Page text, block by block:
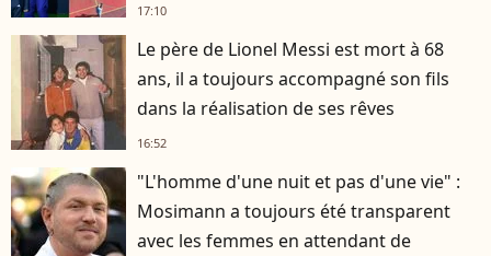
17:10
Le père de Lionel Messi est mort à 68
ans, il a toujours accompagné son fils
dans la réalisation de ses rêves
16:52
"L'homme d'une nuit et pas d'une vie" :
Mosimann a toujours été transparent
avec les femmes en attendant de